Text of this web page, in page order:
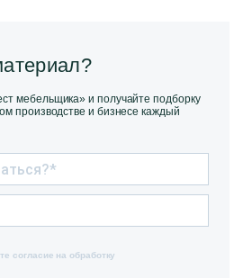
мебельщика» и получайте подборку
производстве и бизнесе каждый
согласие на обработку